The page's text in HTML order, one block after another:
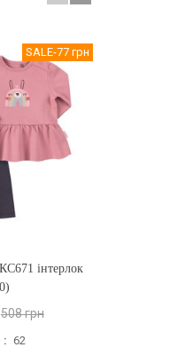
SALE-77 грн
інтерлок
508 грн
: 62